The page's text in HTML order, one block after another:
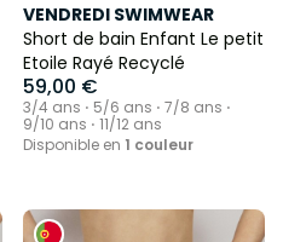
VENDREDI SWIMWEAR
Short de bain Enfant Le petit
Etoile Rayé Recyclé
59,00 €
3/4 ans ⋅ 5/6 ans ⋅ 7/8 ans ⋅
9/10 ans ⋅ 11/12 ans
Disponible en 1 couleur